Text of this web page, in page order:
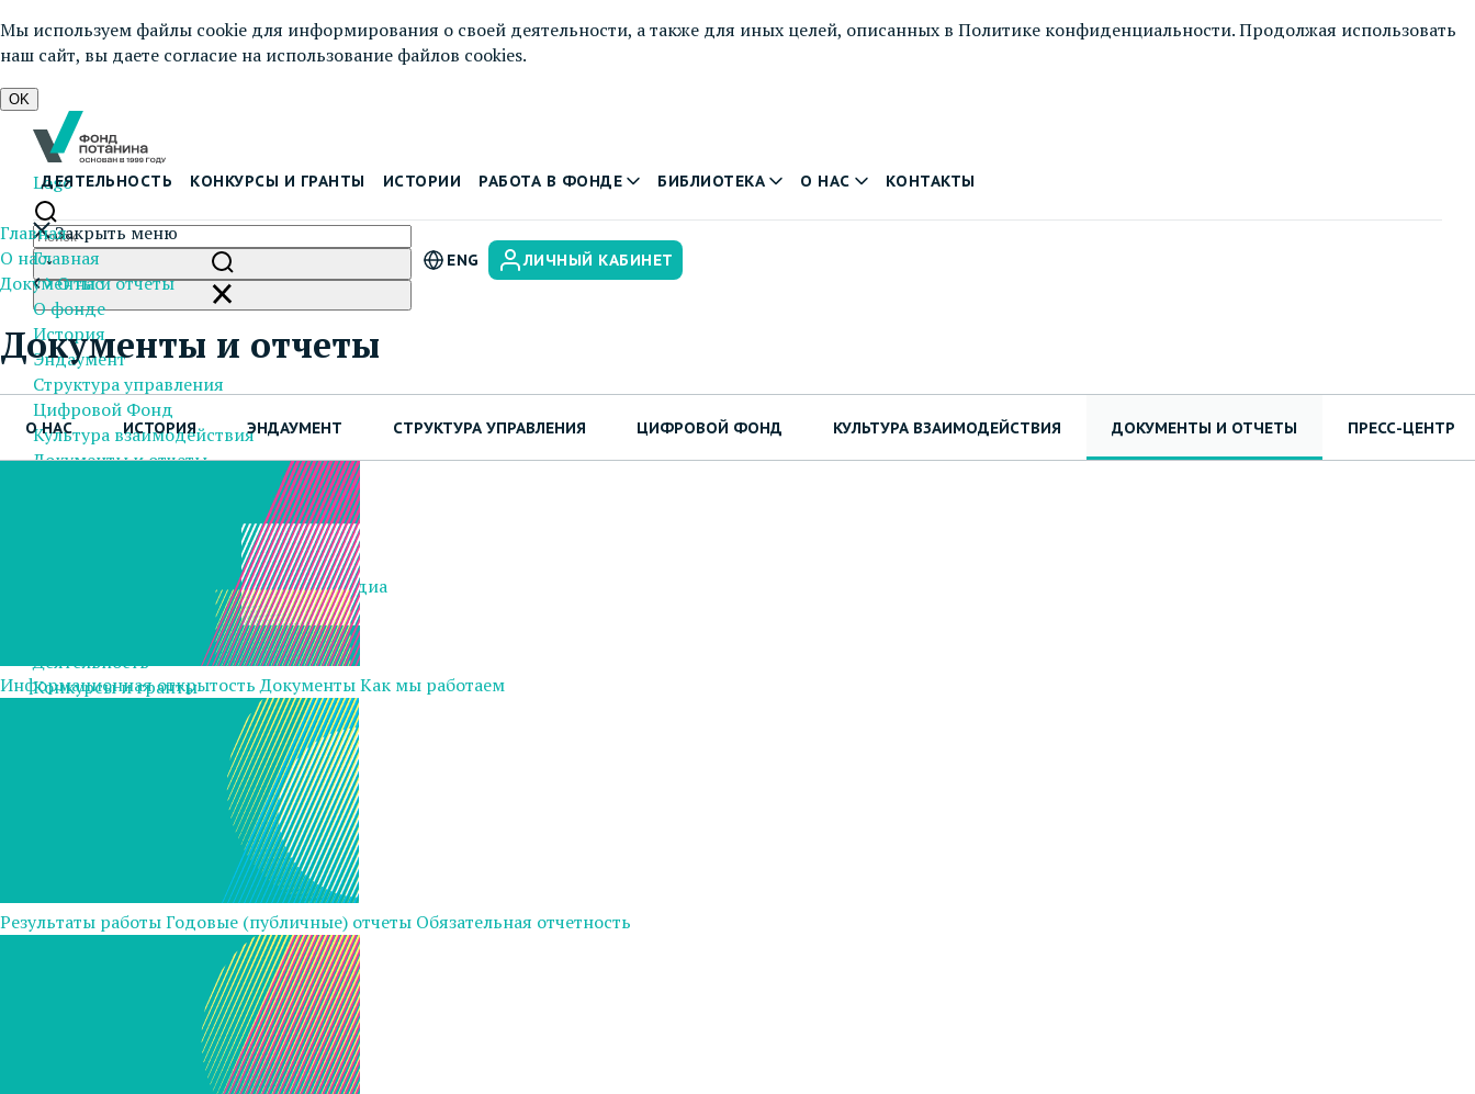
Мы используем файлы cookie для информирования о своей деятельности, а также для иных целей, описанных в Политике конфиденциальности. Продолжая использовать
наш сайт, вы даете согласие на использование файлов cookies.
OK
Logo
ДЕЯТЕЛЬНОСТЬ КОНКУРСЫ И ГРАНТЫ ИСТОРИИ РАБОТА В ФОНДЕ БИБЛИОТЕКА О НАС КОНТАКТЫ
ENG ЛИЧНЫЙ КАБИНЕТ
Закрыть меню
Главная
О нас
О фонде
История
Эндаумент
Структура управления
Цифровой Фонд
Культура взаимодействия
Документы и отчеты
Художественные издания и мультимедиа
Деятельность
Конкурсы и гранты
Youtube Telegram
Главная
О нас
Документы и отчеты
Документы и отчеты
О НАС ИСТОРИЯ ЭНДАУМЕНТ СТРУКТУРА УПРАВЛЕНИЯ ЦИФРОВОЙ ФОНД КУЛЬТУРА ВЗАИМОДЕЙСТВИЯ ДОКУМЕНТЫ И ОТЧЕТЫ ПРЕСС-ЦЕНТР
Информационная открытость ДокументыКак мы работаем
Результаты работыГодовые (публичные) отчеты Обязательная отчетность